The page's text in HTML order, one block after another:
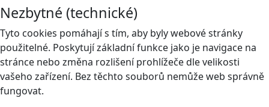
Nezbytné (technické)
Tyto cookies pomáhají s tím, aby byly webové stránky
použitelné. Poskytují základní funkce jako je navigace na
stránce nebo změna rozlišení prohlížeče dle velikosti
vašeho zařízení. Bez těchto souborů nemůže web správně
fungovat.